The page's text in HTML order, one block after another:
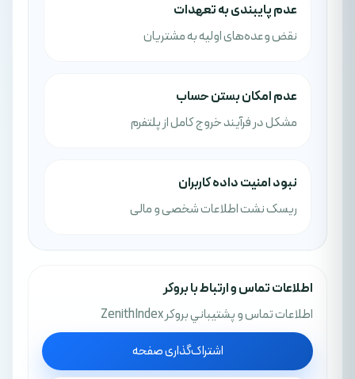
عدم پایبندی به تعهدات
نقض وعده‌های اولیه به مشتریان
عدم امکان بستن حساب
مشکل در فرآیند خروج کامل از پلتفرم
نبود امنیت داده کاربران
ریسک نشت اطلاعات شخصی و مالی
اطلاعات تماس و ارتباط با بروکر
اطلاعات تماس و پشتيباني بروکر ZenithIndex
اشتراک‌گذاری صفحه